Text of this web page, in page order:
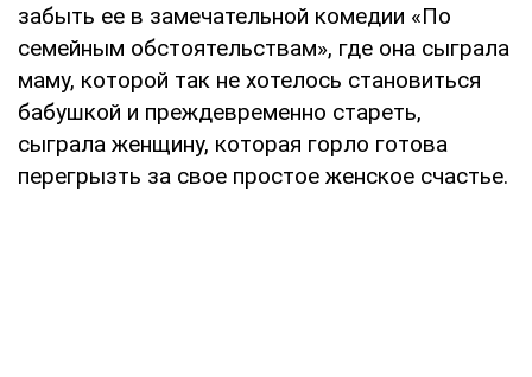
забыть ее в замечательной комедии «По
семейным обстоятельствам», где она сыграла
маму, которой так не хотелось становиться
бабушкой и преждевременно стареть,
сыграла женщину, которая горло готова
перегрызть за свое простое женское счастье.